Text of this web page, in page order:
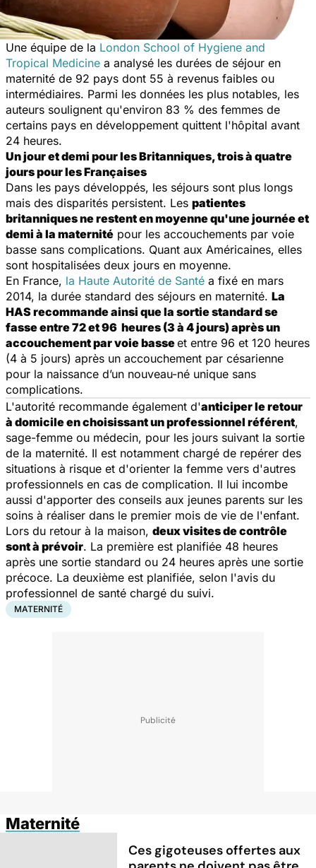
Une équipe de la London School of Hygiene and
Tropical Medicine a analysé les durées de séjour en
maternité de 92 pays dont 55 à revenus faibles ou
intermédiaires. Parmi les données les plus notables, les
auteurs soulignent qu'environ 83 % des femmes de
certains pays en développement quittent l'hôpital avant
24 heures.
Un jour et demi pour les Britanniques, trois à quatre
jours pour les Françaises
Dans les pays développés, les séjours sont plus longs
mais des disparités persistent. Les patientes
britanniques ne restent en moyenne qu'une journée et
demi à la maternité pour les accouchements par voie
basse sans complications. Quant aux Américaines, elles
sont hospitalisées deux jours en moyenne.
En France, la Haute Autorité de Santé a fixé en mars
2014, la durée standard des séjours en maternité. La
HAS recommande ainsi que la sortie standard se
fasse entre 72 et 96 heures (3 à 4 jours) après un
accouchement par voie basseet entre 96 et 120 heures
(4 à 5 jours) après un accouchement par césarienne
pour la naissance d’un nouveau-né unique sans
complications.
L'autorité recommande également d'anticiper le retour
à domicile en choisissant un professionnel référent,
sage-femme ou médecin, pour les jours suivant la sortie
de la maternité. Il est notamment chargé de repérer des
situations à risque et d'orienter la femme vers d'autres
professionnels en cas de complication. Il lui incombe
aussi d'apporter des conseils aux jeunes parents sur les
soins à réaliser dans le premier mois de vie de l'enfant.
Lors du retour à la maison, deux visites de contrôle
sont à prévoir. La première est planifiée 48 heures
après une sortie standard ou 24 heures après une sortie
précoce. La deuxième est planifiée, selon l'avis du
professionnel de santé chargé du suivi.
MATERNITÉ
Maternité
Ces gigoteuses offertes aux